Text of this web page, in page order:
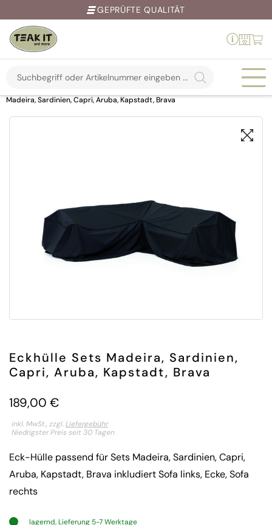
Springe
zum
Inhalt
GEPRÜFTE QUALITÄT
search
Madeira, Sardinien, Capri, Aruba, Kapstadt, Brava
Eckhülle Sets Madeira, Sardinien,
Capri, Aruba, Kapstadt, Brava
189,00 €
inkl. MwSt., zzgl.Liefergebühr
Niedrigster Preis seit 30 Tagen
Eck-Hülle passend für Sets Madeira, Sardinien, Capri,
Aruba, Kapstadt, Brava inkludiert Sofa links, Ecke, Sofa
rechts
lagernd, Lieferung 5-7 Werktage